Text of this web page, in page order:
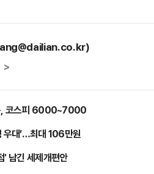
>
, 코스피 6000~7000
우대’…최대 106만원
남긴 세제개편안